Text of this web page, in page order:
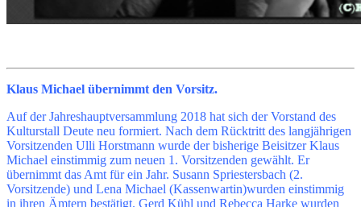
Klaus Michael übernimmt den Vorsitz.
Auf der Jahreshauptversammlung 2018 hat sich der Vorstand des
Kulturstall Deute neu formiert. Nach dem Rücktritt des langjährigen
Vorsitzenden Ulli Horstmann wurde der bisherige Beisitzer Klaus
Michael einstimmig zum neuen 1. Vorsitzenden gewählt. Er
übernimmt das Amt für ein Jahr. Susann Spriestersbach (2.
Vorsitzende) und Lena Michael (Kassenwartin)wurden einstimmig
in ihren Ämtern bestätigt. Gerd Kühl und Rebecca Harke wurden